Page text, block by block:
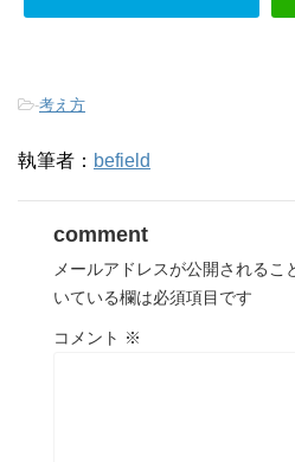
-考え方
執筆者： befield
comment
メールアドレスが公開されるこ
いている欄は必須項目です
コメント ※